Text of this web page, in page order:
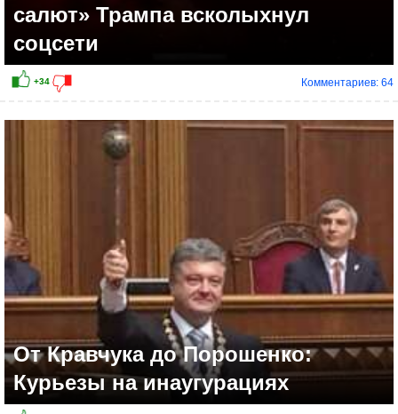
салют» Трампа всколыхнул
соцсети
Комментариев: 64
От Кравчука до Порошенко:
Курьезы на инаугурациях